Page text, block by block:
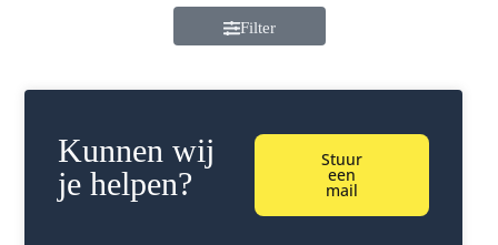
Filter
Kunnen wij
je helpen?
Stuur
een
mail